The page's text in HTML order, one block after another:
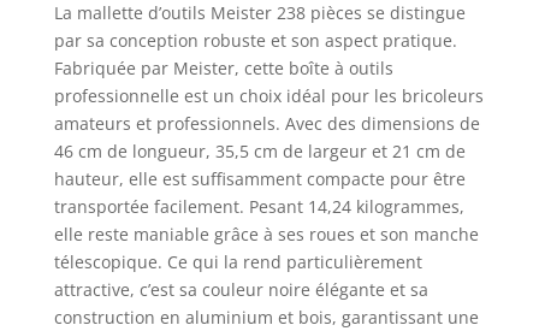
velcro et élastiques garantissent un
maintien sûr des outils | Très grands
chiffres sur les douilles ENSEMBLE
COMPLET : outils pratiques tels que des
télémètres laser, des marteaux et des
scies | Des pinces pour tous les usages |
Tout sur les embouts, les tournevis et les
clés à goupille, jusqu'aux douilles | Kit
complet de mécanique de précision pour
la réparation de téléphones portables
DÉTAILS DU PRODUIT : Dimensions : 460 x
350 x 190 mm (L x L x H) | Poids : 14 kg
La mallette d’outils Meister 238 pièces se distingue
par sa conception robuste et son aspect pratique.
Fabriquée par Meister, cette boîte à outils
professionnelle est un choix idéal pour les bricoleurs
amateurs et professionnels. Avec des dimensions de
46 cm de longueur, 35,5 cm de largeur et 21 cm de
hauteur, elle est suffisamment compacte pour être
transportée facilement. Pesant 14,24 kilogrammes,
elle reste maniable grâce à ses roues et son manche
télescopique. Ce qui la rend particulièrement
attractive, c’est sa couleur noire élégante et sa
construction en aluminium et bois, garantissant une